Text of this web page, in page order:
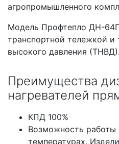
агропромышленного
Модель Профтепло ДН-
транспортной тележкой
высокого давления (ТНВД).
Преимущества
нагревателей
КПД 100%
Возможность работы
температурах.